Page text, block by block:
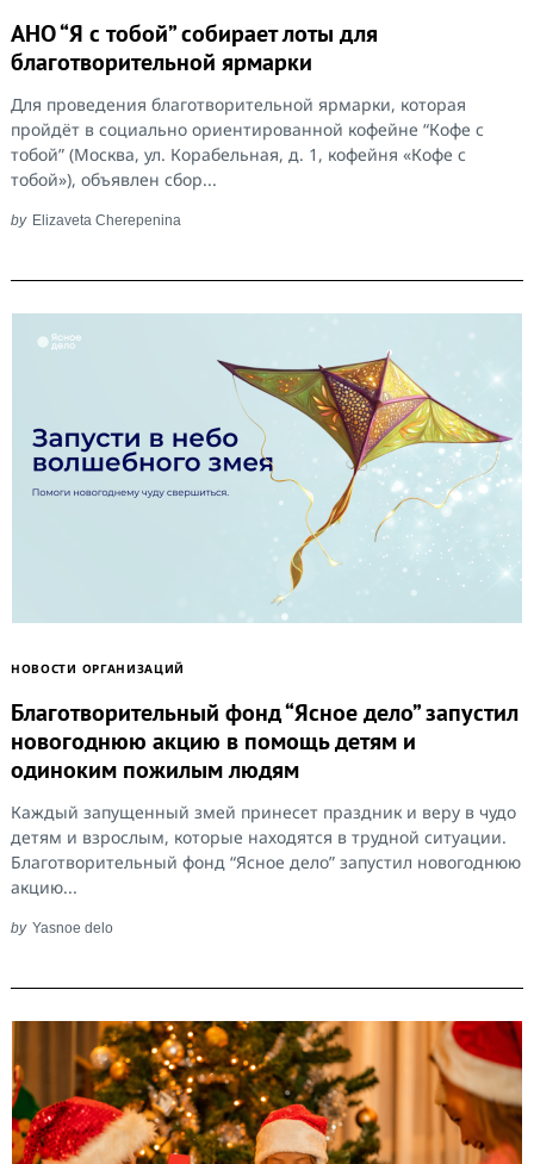
АНО “Я с тобой” собирает лоты для
благотворительной ярмарки
Для проведения благотворительной ярмарки, которая
пройдёт в социально ориентированной кофейне “Кофе с
тобой” (Москва, ул. Корабельная, д. 1, кофейня «Кофе с
тобой»), объявлен сбор...
by Elizaveta Cherepenina
НОВОСТИ ОРГАНИЗАЦИЙ
Благотворительный фонд “Ясное дело” запустил
новогоднюю акцию в помощь детям и
одиноким пожилым людям
Каждый запущенный змей принесет праздник и веру в чудо
детям и взрослым, которые находятся в трудной ситуации.
Благотворительный фонд “Ясное дело” запустил новогоднюю
акцию...
by Yasnoe delo